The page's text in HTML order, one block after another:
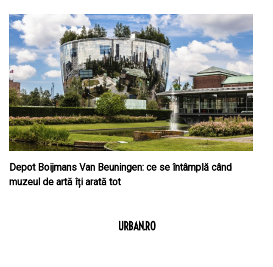
Depot Boijmans Van Beuningen: ce se întâmplă când
muzeul de artă îți arată tot
URBAN.RO